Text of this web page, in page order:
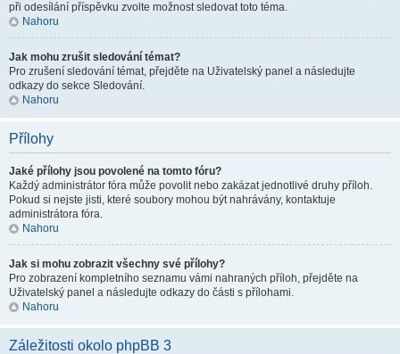
při odesílání příspěvku zvolte možnost sledovat toto téma.
Nahoru
Jak mohu zrušit sledování témat?
Pro zrušení sledování témat, přejděte na Uživatelský panel a následujte
odkazy do sekce Sledování.
Nahoru
Přílohy
Jaké přílohy jsou povolené na tomto fóru?
Každý administrátor fóra může povolit nebo zakázat jednotlivé druhy příloh.
Pokud si nejste jisti, které soubory mohou být nahrávány, kontaktuje
administrátora fóra.
Nahoru
Jak si mohu zobrazit všechny své přílohy?
Pro zobrazení kompletního seznamu vámi nahraných příloh, přejděte na
Uživatelský panel a následujte odkazy do části s přílohami.
Nahoru
Záležitosti okolo phpBB 3